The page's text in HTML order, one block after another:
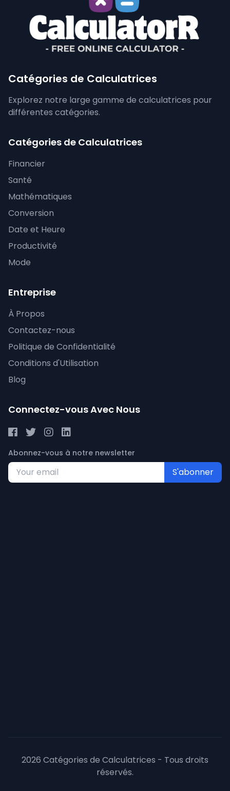
Catégories de Calculatrices
Explorez notre large gamme de calculatrices pour
différentes catégories.
Catégories de Calculatrices
Financier
Santé
Mathématiques
Conversion
Date et Heure
Productivité
Mode
Entreprise
À Propos
Contactez-nous
Politique de Confidentialité
Conditions d'Utilisation
Blog
Connectez-vous Avec Nous
Abonnez-vous à notre newsletter
S'abonner
2026 Catégories de Calculatrices - Tous droits
réservés.